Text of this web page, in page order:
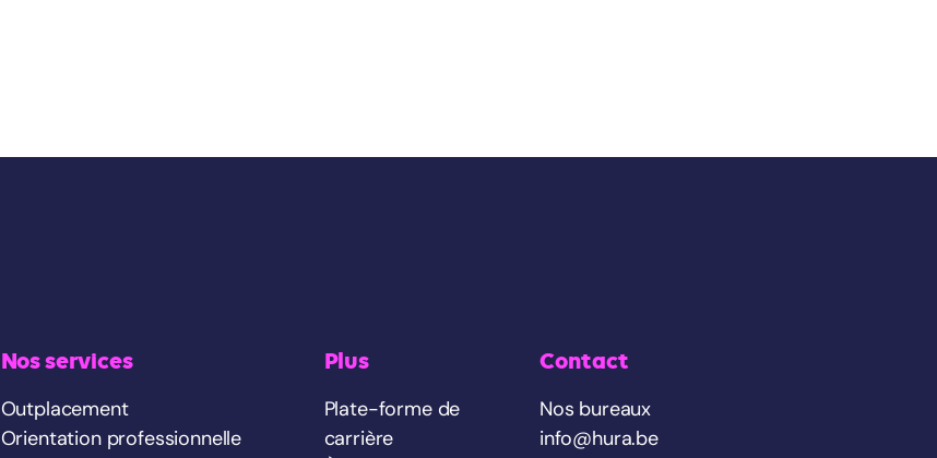
Nos services
Outplacement
Orientation professionnelle
Plus
Plate-forme de
carrière
Contact
Nos bureaux
info@hura.be